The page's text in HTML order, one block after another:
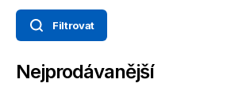
Filtrovat
Nejprodávanější